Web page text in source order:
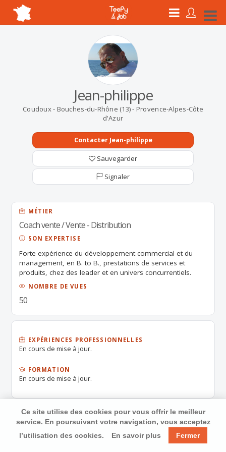
Jean-philippe
Coudoux - Bouches-du-Rhône (13) - Provence-Alpes-Côte
d'Azur
Contacter Jean-philippe
Sauvegarder
Signaler
MÉTIER
Coach vente / Vente - Distribution
SON EXPERTISE
Forte expérience du développement commercial et du
management, en B. to B., prestations de services et
produits, chez des leader et en univers concurrentiels.
NOMBRE DE VUES
50
EXPÉRIENCES PROFESSIONNELLES
En cours de mise à jour.
FORMATION
En cours de mise à jour.
Ce site utilise des cookies pour vous offrir le meilleur
service. En poursuivant votre navigation, vous acceptez
l’utilisation des cookies.
En savoir plus Fermer